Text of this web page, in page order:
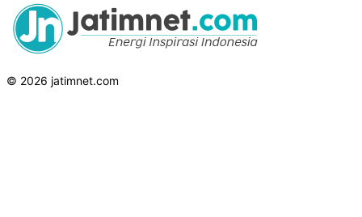
© 2026 jatimnet.com